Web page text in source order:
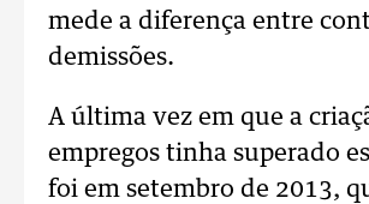
mede a diferença entre
demissões.
A última vez em que a
empregos tinha superado
foi em setembro de 2013,